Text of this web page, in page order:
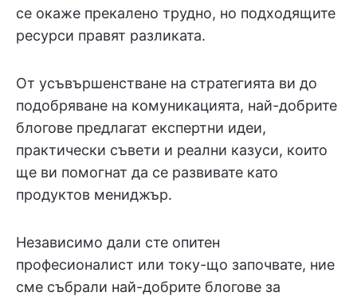
се окаже прекалено трудно, но подходящите
ресурси правят разликата.
От усъвършенстване на стратегията ви до
подобряване на комуникацията, най-добрите
блогове предлагат експертни идеи,
практически съвети и реални казуси, които
ще ви помогнат да се развивате като
продуктов мениджър.
Независимо дали сте опитен
професионалист или току-що започвате, ние
сме събрали най-добрите блогове за